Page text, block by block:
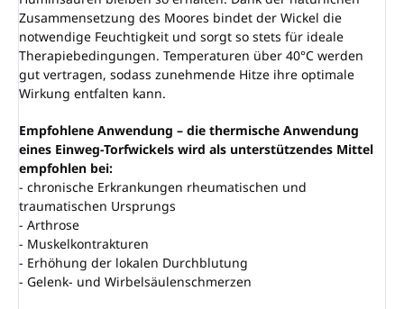
Zusammensetzung des Moores bindet der Wickel die
notwendige Feuchtigkeit und sorgt so stets für ideale
Therapiebedingungen. Temperaturen über 40°C werden
gut vertragen, sodass zunehmende Hitze ihre optimale
Wirkung entfalten kann.
Empfohlene Anwendung – die thermische Anwendung
eines Einweg-Torfwickels wird als unterstützendes Mittel
empfohlen bei:
- chronische Erkrankungen rheumatischen und
traumatischen Ursprungs
- Arthrose
- Muskelkontrakturen
- Erhöhung der lokalen Durchblutung
- Gelenk- und Wirbelsäulenschmerzen